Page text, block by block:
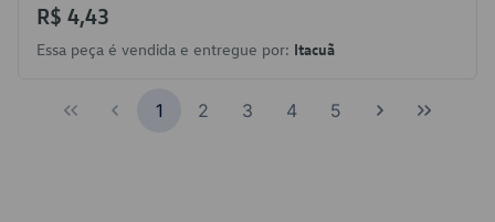
R$ 4,43
Essa peça é vendida e entregue por: Itacuã
1 2 3 4 5